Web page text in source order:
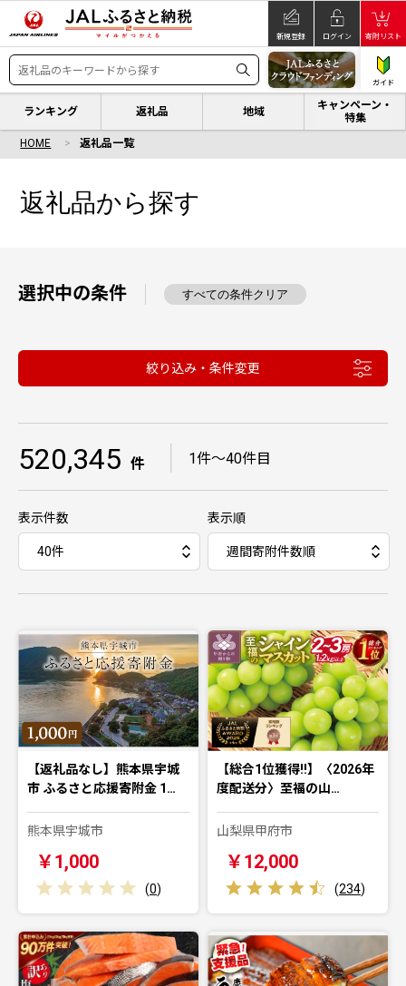
新規登録 ログイン 寄附リスト
ガイド
ランキング 返礼品 地域
キャンペーン・
特集
HOME 返礼品一覧
返礼品から探す
選択中の条件 すべての条件クリア
絞り込み・条件変更
520,345 件 1件〜40件目
表示件数 表示順
【返礼品なし】熊本県宇城
市 ふるさと応援寄附金 1…
熊本県宇城市
￥1,000
(0)
【総合1位獲得!!】〈2026年
度配送分〉至福の山…
山梨県甲府市
￥12,000
(234)